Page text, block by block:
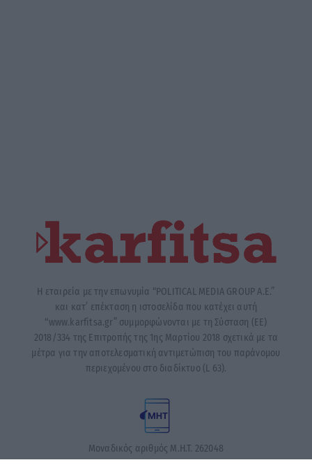
Η εταιρεία με την επωνυμία “POLITICAL MEDIA GROUP A.E.”
και κατ’ επέκταση η ιστοσελίδα που κατέχει αυτή
“www.karfitsa.gr” συμμορφώνονται με τη Σύσταση (ΕΕ)
2018/334 της Επιτροπής της 1ης Μαρτίου 2018 σχετικά με τα
μέτρα για την αποτελεσματική αντιμετώπιση του παράνομου
περιεχομένου στο διαδίκτυο (L 63).
Μοναδικός αριθμός Μ.Η.Τ. 262048